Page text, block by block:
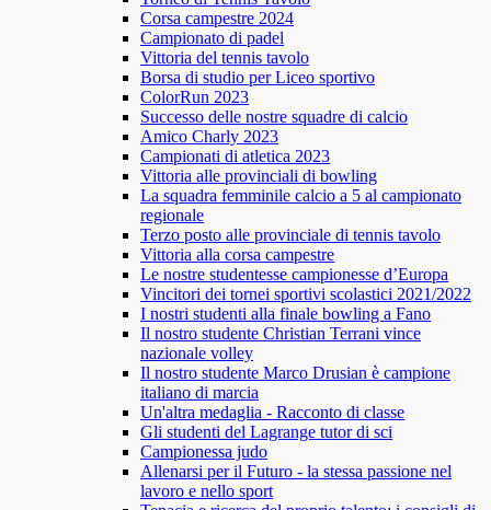
Corsa campestre 2024
Campionato di padel
Vittoria del tennis tavolo
Borsa di studio per Liceo sportivo
ColorRun 2023
Successo delle nostre squadre di calcio
Amico Charly 2023
Campionati di atletica 2023
Vittoria alle provinciali di bowling
La squadra femminile calcio a 5 al campionato
regionale
Terzo posto alle provinciale di tennis tavolo
Vittoria alla corsa campestre
Le nostre studentesse campionesse d’Europa
Vincitori dei tornei sportivi scolastici 2021/2022
I nostri studenti alla finale bowling a Fano
Il nostro studente Christian Terrani vince
nazionale volley
Il nostro studente Marco Drusian è campione
italiano di marcia
Un'altra medaglia - Racconto di classe
Gli studenti del Lagrange tutor di sci
Campionessa judo
Allenarsi per il Futuro - la stessa passione nel
lavoro e nello sport